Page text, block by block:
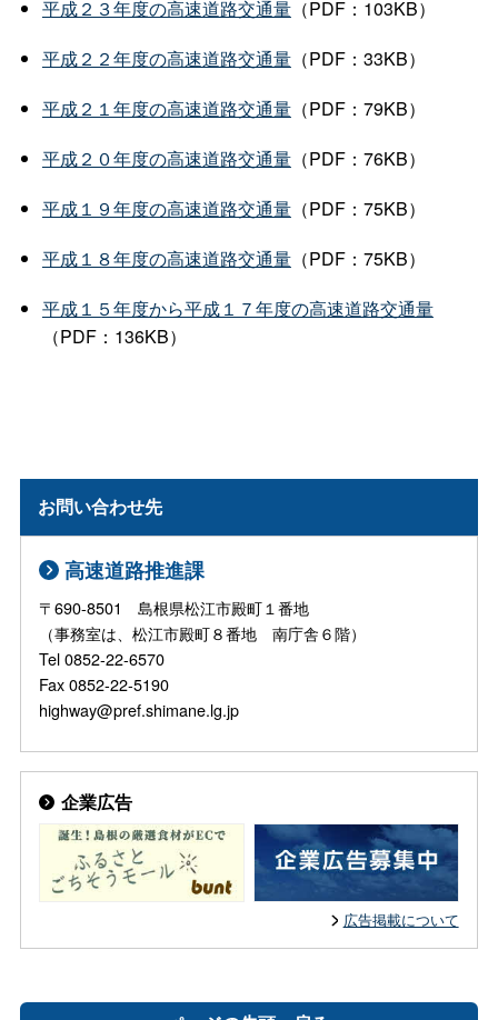
平成２３年度の高速道路交通量（PDF：103KB）
平成２２年度の高速道路交通量（PDF：33KB）
平成２１年度の高速道路交通量（PDF：79KB）
平成２０年度の高速道路交通量（PDF：76KB）
平成１９年度の高速道路交通量（PDF：75KB）
平成１８年度の高速道路交通量（PDF：75KB）
平成１５年度から平成１７年度の高速道路交通量
（PDF：136KB）
お問い合わせ先
高速道路推進課
〒690-8501 島根県松江市殿町１番地
（事務室は、松江市殿町８番地 南庁舎６階）
Tel 0852-22-6570
Fax 0852-22-5190
highway@pref.shimane.lg.jp
企業広告
広告掲載について